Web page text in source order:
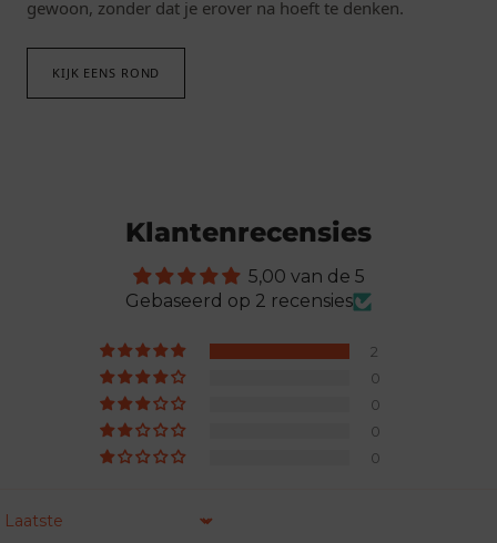
gewoon, zonder dat je erover na hoeft te denken.
KIJK EENS ROND
Klantenrecensies
5,00 van de 5
Gebaseerd op 2 recensies
2
0
0
0
0
Sorteren op